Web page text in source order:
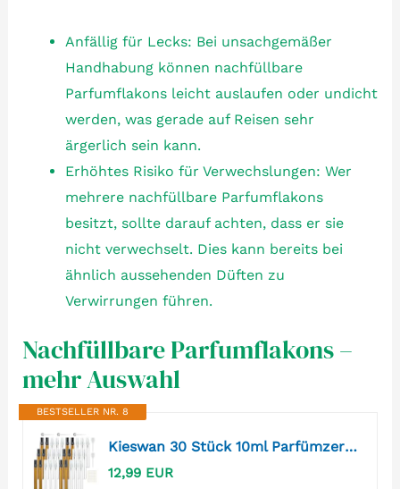
Anfällig für Lecks: Bei unsachgemäßer
Handhabung können nachfüllbare
Parfumflakons leicht auslaufen oder undicht
werden, was gerade auf Reisen sehr
ärgerlich sein kann.
Erhöhtes Risiko für Verwechslungen: Wer
mehrere nachfüllbare Parfumflakons
besitzt, sollte darauf achten, dass er sie
nicht verwechselt. Dies kann bereits bei
ähnlich aussehenden Düften zu
Verwirrungen führen.
Nachfüllbare Parfumflakons –
mehr Auswahl
BESTSELLER NR. 8
Kieswan 30 Stück 10ml Parfümzerstäuber Leer Sprühflasche Glas Klein zum Befüllen, Mini Pump Taschen ParfumFlakon Nachfüllbar Parfümproben für Reise Transparentes Bernstein mit Pipetten Presskopf
12,99 EUR